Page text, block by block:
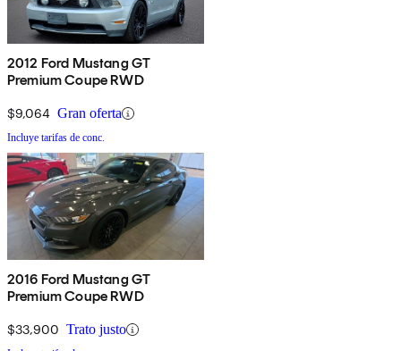
2012 Ford Mustang GT
Premium Coupe RWD
$9,064 Gran oferta
Incluye tarifas de conc.
2016 Ford Mustang GT
Premium Coupe RWD
$33,900 Trato justo